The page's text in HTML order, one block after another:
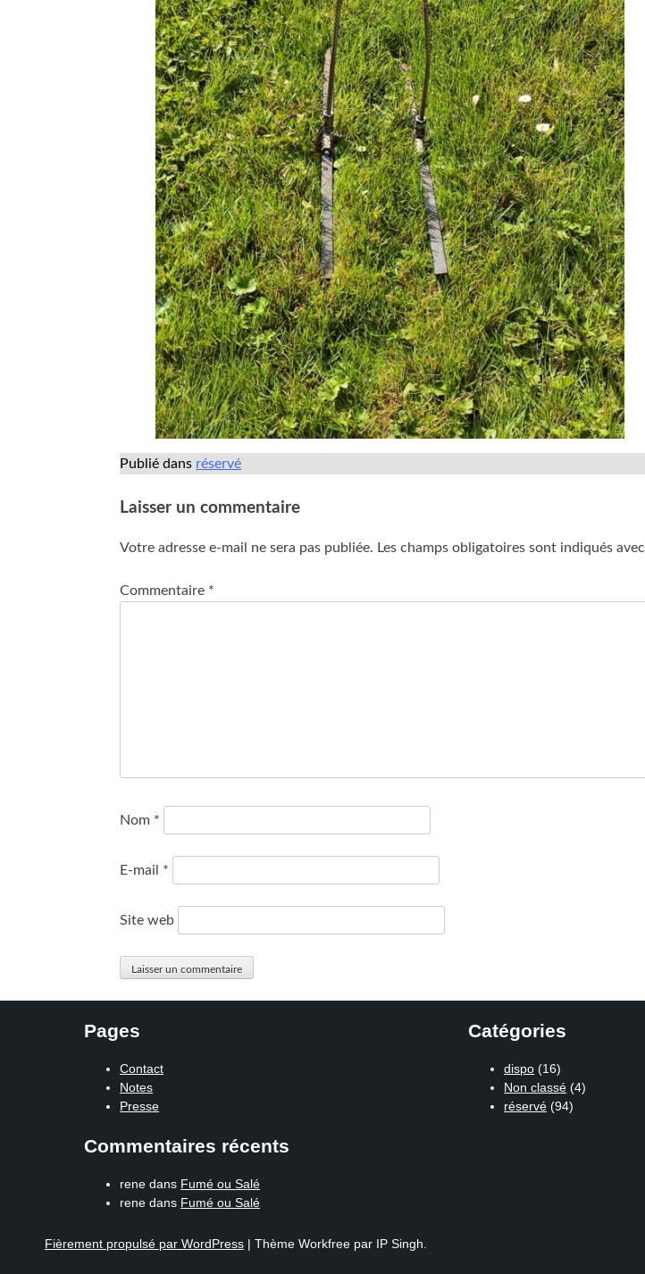
Publié dans réservé
Laisser un commentaire
Votre adresse e-mail ne sera pas publiée. Les champs obligatoires sont indiqués avec
Commentaire *
Nom *
E-mail *
Site web
Pages
Contact
Notes
Presse
Commentaires récents
rene dans Fumé ou Salé
rene dans Fumé ou Salé
Catégories
dispo (16)
Non classé (4)
réservé (94)
Fièrement propulsé par WordPress | Thème Workfree par IP Singh.